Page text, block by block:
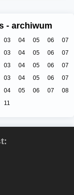
- archiwum
03 04 05 06
07
03 04 05 06
07
03 04 05 06
07
03 04 05 06
07
04 05 06 07
08
11